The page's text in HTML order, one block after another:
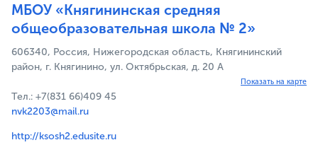
МБОУ «Княгининская средняя
общеобразовательная школа № 2»
606340, Россия, Нижегородская область, Княгининский
район, г. Княгинино, ул. Октябрьская, д. 20 А
Показать на карте
Тел.: +7(831 66)409 45
nvk2203@mail.ru
http://ksosh2.edusite.ru